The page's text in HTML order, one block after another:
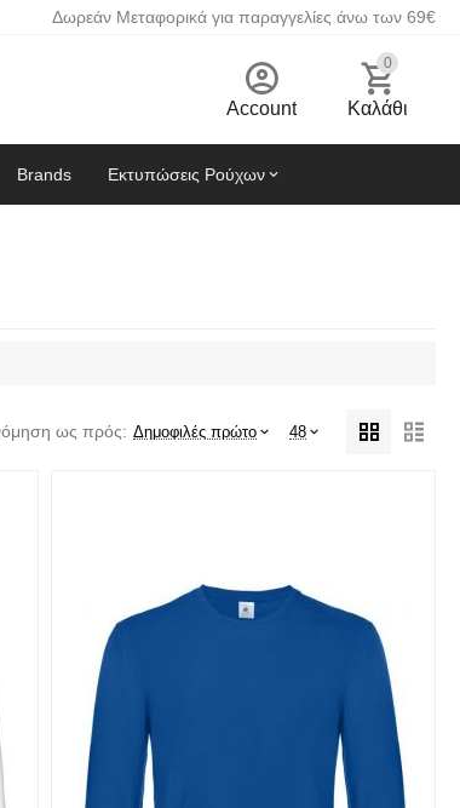
Δωρεάν Μεταφορικά για παραγγελίες άνω των 69€
Account
0
Καλάθι
Brands Εκτυπώσεις Ρούχων
ως πρός: Δημοφιλές πρώτο 48